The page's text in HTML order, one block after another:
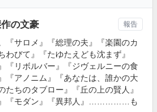
の文豪
『サロメ』『総理の夫』『楽園のカ
わびて』『たゆたえども沈まず』
『リボルバー』『ジヴェルニーの食
『アノニム』『あなたは、誰かの大
たちのタブロー』『丘の上の賢人』
』『モダン』『異邦人』……………も
報告